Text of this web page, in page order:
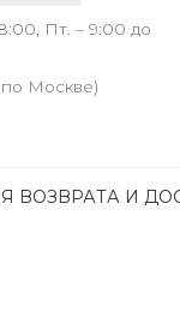
Пт. – 9:00 до
Москве)
ВОЗВРАТА И